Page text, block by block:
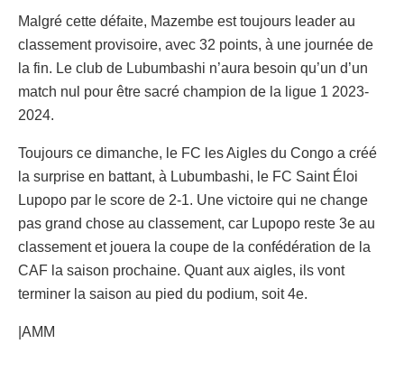
Malgré cette défaite, Mazembe est toujours leader au
classement provisoire, avec 32 points, à une journée de
la fin. Le club de Lubumbashi n’aura besoin qu’un d’un
match nul pour être sacré champion de la ligue 1 2023-
2024.
Toujours ce dimanche, le FC les Aigles du Congo a créé
la surprise en battant, à Lubumbashi, le FC Saint Éloi
Lupopo par le score de 2-1. Une victoire qui ne change
pas grand chose au classement, car Lupopo reste 3e au
classement et jouera la coupe de la confédération de la
CAF la saison prochaine. Quant aux aigles, ils vont
terminer la saison au pied du podium, soit 4e.
|AMM